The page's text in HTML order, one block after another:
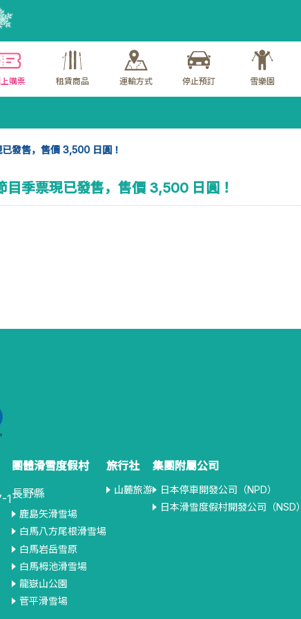
購票 租賃商品 運輸方式 停止預訂 雪樂園
發售，售價 3,500 日圓！
季票現已發售，售價 3,500 日圓！
1
團體滑雪度假村
長野縣
鹿島矢滑雪場
白馬八方尾根滑雪場
白馬岩岳雪原
白馬栂池滑雪場
龍嶽山公園
菅平滑雪場
旅行社
山麓旅游
集團附屬公司
日本停車開發公司（NPD）
日本滑雪度假村開發公司（NSD）